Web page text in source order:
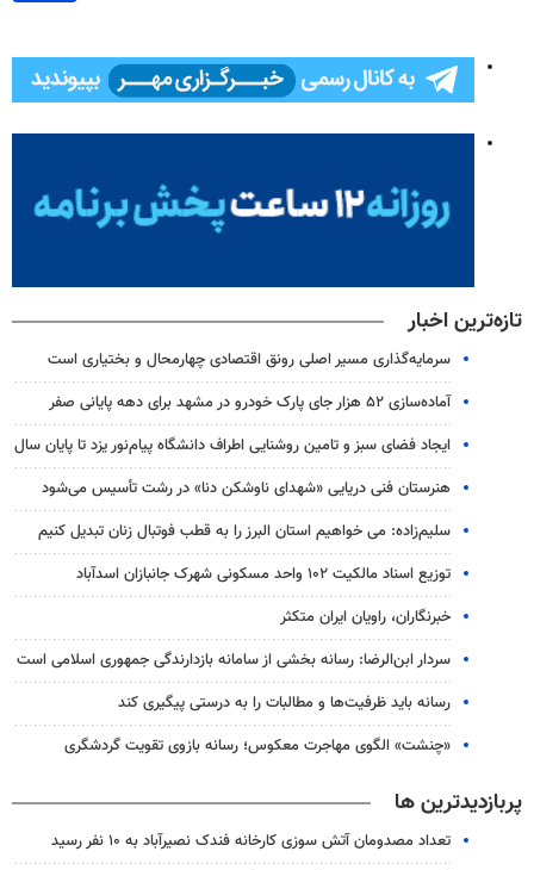
تازه‌ترین اخبار
سرمایه‌گذاری مسیر اصلی رونق اقتصادی چهارمحال و بختیاری است
آماده‌سازی ۵۲ هزار جای پارک خودرو در مشهد برای دهه پایانی صفر
ایجاد فضای سبز و تامین روشنایی اطراف دانشگاه پیام‌نور یزد تا پایان سال
هنرستان فنی دریایی «شهدای ناوشکن دنا» در رشت تأسیس می‌شود
سلیم‌زاده: می خواهیم استان البرز را به قطب فوتبال زنان تبدیل کنیم
توزیع اسناد مالکیت ۱۰۲ واحد مسکونی شهرک جانبازان اسدآباد
خبرنگاران، راویان ایران متکثر
سردار ابن‌الرضا: رسانه بخشی از سامانه بازدارندگی جمهوری اسلامی است
رسانه باید ظرفیت‌ها و مطالبات را به درستی پیگیری کند
«چنشت» الگوی مهاجرت معکوس؛ رسانه بازوی تقویت گردشگری
پربازدیدترین ها
تعداد مصدومان آتش سوزی کارخانه فندک نصیرآباد به ۱۰ نفر رسید